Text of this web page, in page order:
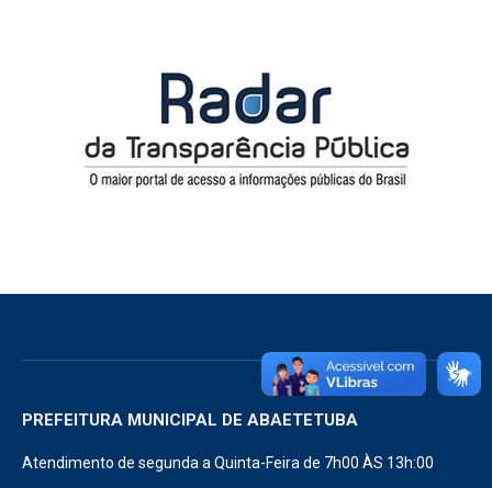
PREFEITURA MUNICIPAL DE ABAETETUBA
Atendimento de segunda a Quinta-Feira de 7h00 ÀS 13h:00